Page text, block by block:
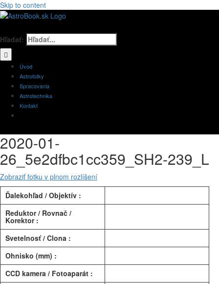
Skip to content
Hľadať:
Úvod
Astrofotky
Spracovania
Astrotechnika
Kontakt
2020-01-
26_5e2dfbc1cc359_SH2-239_L
Zobraziť fotku v plnom rozlíšení
Ďalekohľad / Objektív :
Reduktor / Rovnač /
Korektor :
Svetelnosť / Clona :
Ohnisko (mm) :
CCD kamera / Fotoaparát :